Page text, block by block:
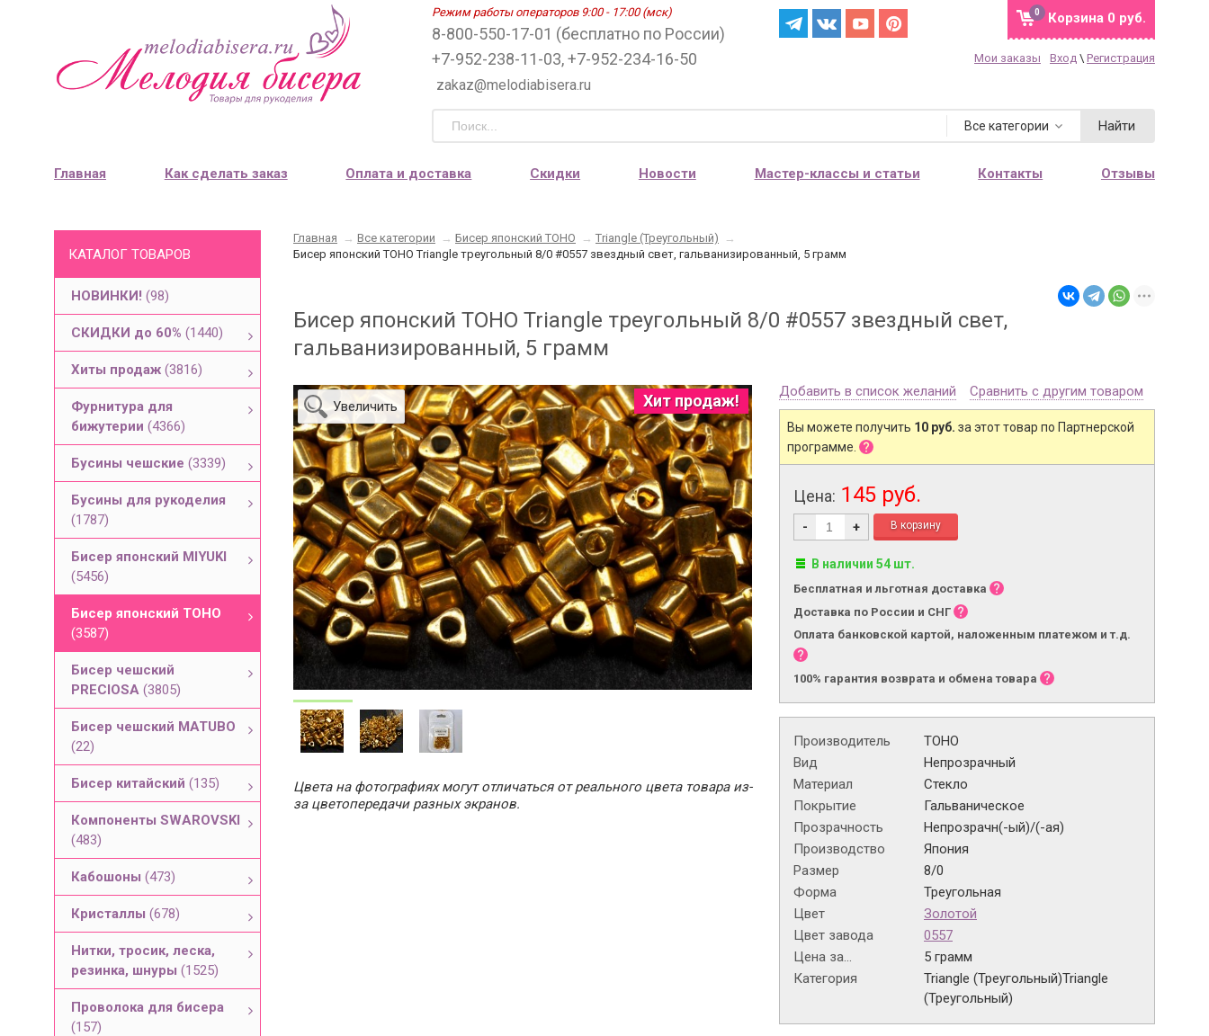
Режим работы операторов 9:00 - 17:00 (мск)
8-800-550-17-01 (бесплатно по России)
+7-952-238-11-03, +7-952-234-16-50
zakaz@melodiabisera.ru
Корзина 0 руб.
0
Мои заказы Вход \ Регистрация
Все категории Найти
Главная Как сделать заказ Оплата и доставка Скидки Новости Мастер-классы и статьи Контакты Отзывы
КАТАЛОГ ТОВАРОВ
НОВИНКИ! (98)
СКИДКИ до 60% (1440)
Хиты продаж (3816)
Фурнитура для
бижутерии (4366)
Бусины чешские (3339)
Бусины для рукоделия
(1787)
Бисер японский MIYUKI
(5456)
Бисер японский TOHO
(3587)
Бисер чешский
PRECIOSA (3805)
Бисер чешский MATUBO
(22)
Бисер китайский (135)
Компоненты SWAROVSKI
(483)
Кабошоны (473)
Кристаллы (678)
Нитки, тросик, леска,
резинка, шнуры (1525)
Проволока для бисера
(157)
Главная → Все категории → Бисер японский TOHO → Triangle (Треугольный)
→
Бисер японский TOHO Triangle треугольный 8/0 #0557 звездный свет, гальванизированный, 5 грамм
Бисер японский TOHO Triangle треугольный 8/0 #0557 звездный свет,
гальванизированный, 5 грамм
Хит продаж!
Увеличить
Цвета на фотографиях могут отличаться от реального цвета товара из-
за цветопередачи разных экранов.
Добавить в список желаний Сравнить с другим товаром
Вы можете получить 10 руб. за этот товар по Партнерской
программе.
Цена: 145 руб.
- +
В наличии 54 шт.
Бесплатная и льготная доставка
Доставка по России и СНГ
Оплата банковской картой, наложенным платежом и т.д.
100% гарантия возврата и обмена товара
Производитель
TOHO
Вид
Непрозрачный
Материал
Стекло
Покрытие
Гальваническое
Прозрачность
Непрозрачн(-ый)/(-ая)
Производство
Япония
Размер
8/0
Форма
Треугольная
Цвет
Золотой
Цвет завода
0557
Цена за...
5 грамм
Категория
Triangle (Треугольный)Triangle
(Треугольный)